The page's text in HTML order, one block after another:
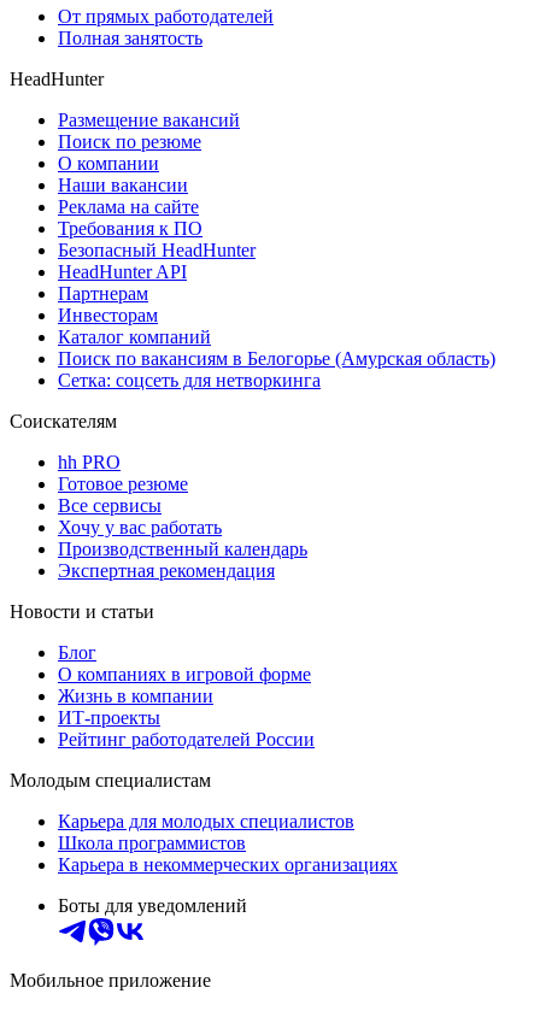
От прямых работодателей
Полная занятость
HeadHunter
Размещение вакансий
Поиск по резюме
О компании
Наши вакансии
Реклама на сайте
Требования к ПО
Безопасный HeadHunter
HeadHunter API
Партнерам
Инвесторам
Каталог компаний
Поиск по вакансиям в Белогорье (Амурская область)
Сетка: соцсеть для нетворкинга
Соискателям
hh PRO
Готовое резюме
Все сервисы
Хочу у вас работать
Производственный календарь
Экспертная рекомендация
Новости и статьи
Блог
О компаниях в игровой форме
Жизнь в компании
ИТ-проекты
Рейтинг работодателей России
Молодым специалистам
Карьера для молодых специалистов
Школа программистов
Карьера в некоммерческих организациях
Боты для уведомлений
Мобильное приложение